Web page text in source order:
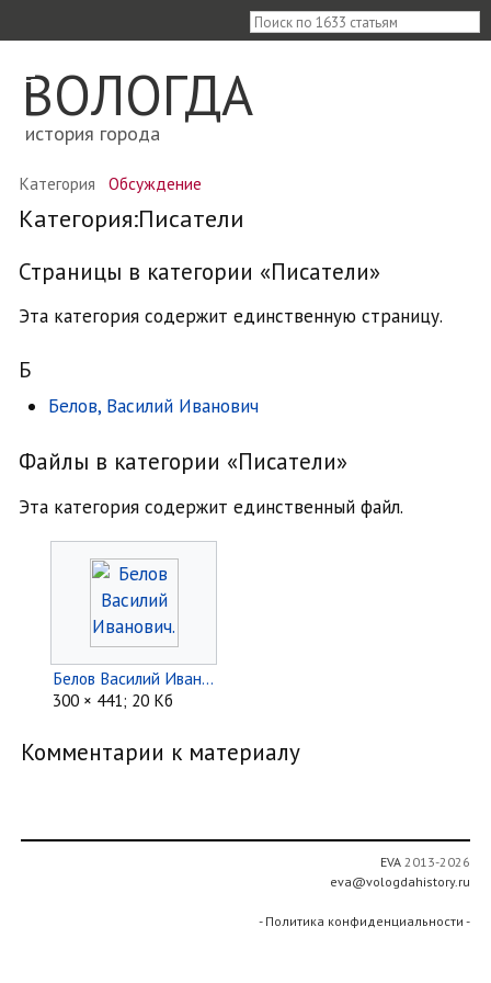
ВОЛОГДА
история города
≡
Категория Обсуждение
Категория:Писатели
Страницы в категории «Писатели»
Эта категория содержит единственную страницу.
Б
Белов, Василий Иванович
Файлы в категории «Писатели»
Эта категория содержит единственный файл.
Белов Василий Иванович.jpg
300 × 441; 20 Кб
Комментарии к материалу
EVA 2013-2026
eva@vologdahistory.ru
- Политика конфиденциальности -